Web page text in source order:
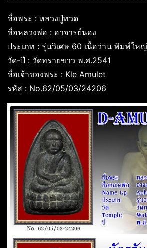
ชื่อพระ : หลวงปู่ทวด
ชื่อหลวงพ่อ : อาจารย์นอง
ประเภท : รุ่นวิเศษ 60 เนื้อว่าน พิมพ์ใหญ่
วัด-ปี : วัดทรายขาว พ.ศ.2541
ชื่อเจ้าของพระ : Kle Amulet
รหัส : No.62/05/03/24206